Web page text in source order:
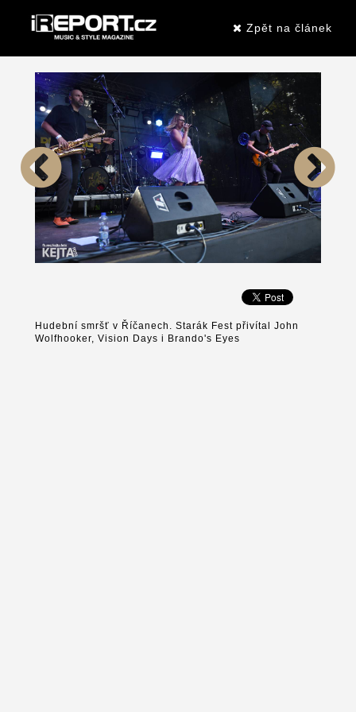
Zpět na článek
Hudební smršť v Říčanech. Starák Fest přivítal John
Wolfhooker, Vision Days i Brando's Eyes